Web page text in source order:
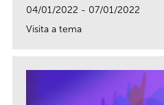
04/01/2022 - 07/01/2022
Visita a tema